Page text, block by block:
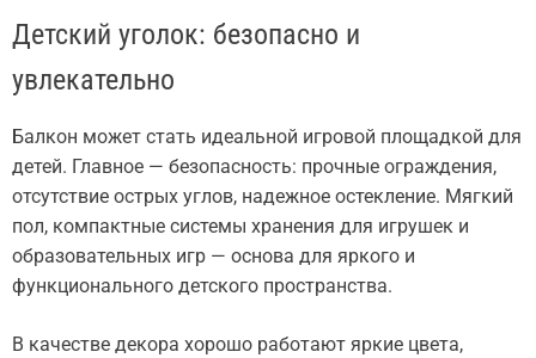
Детский уголок: безопасно и
увлекательно
Балкон может стать идеальной игровой площадкой для
детей. Главное — безопасность: прочные ограждения,
отсутствие острых углов, надежное остекление. Мягкий
пол, компактные системы хранения для игрушек и
образовательных игр — основа для яркого и
функционального детского пространства.
В качестве декора хорошо работают яркие цвета,